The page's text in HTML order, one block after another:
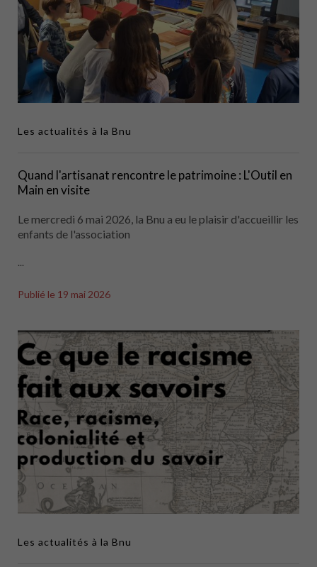
Les actualités à la Bnu
Quand l'artisanat rencontre le patrimoine : L'Outil en
Main en visite
Le mercredi 6 mai 2026, la Bnu a eu le plaisir d'accueillir les
enfants de l'association
...
Publié le 19 mai 2026
Les actualités à la Bnu